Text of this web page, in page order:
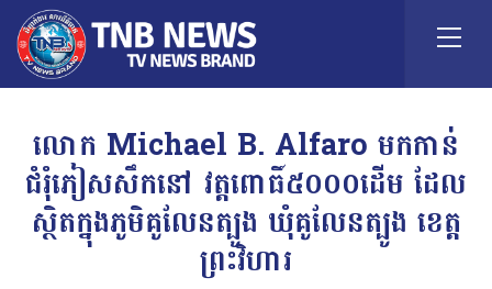
លោក Michael B. Alfaro មកកាន់
ជំរុំភៀសសឹកនៅ វត្តពោធិ៍៥០០០ដើម ដែល
ស្ថិតក្នុងភូមិគូលែនត្បូង ឃុំគូលែនត្បូង ខេត្ត
ព្រះវិហារ